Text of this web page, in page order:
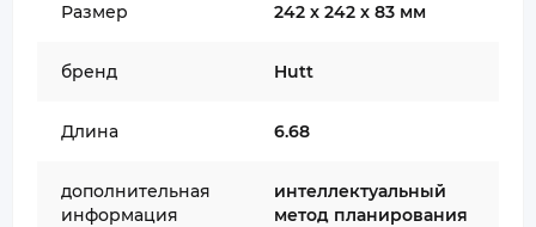
Размер 242 x 242 x 83 мм
бренд Hutt
Длина 6.68
дополнительная
информация
интеллектуальный
метод планирования